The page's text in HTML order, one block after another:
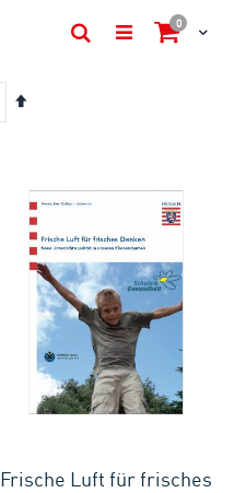
Cart
0Artikel
Suche
In
Frische Luft für frisches